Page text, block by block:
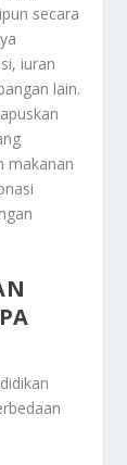
secara
iuran
lain.
makanan